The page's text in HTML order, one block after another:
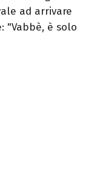
ad arrivare
"Vabbè, è solo